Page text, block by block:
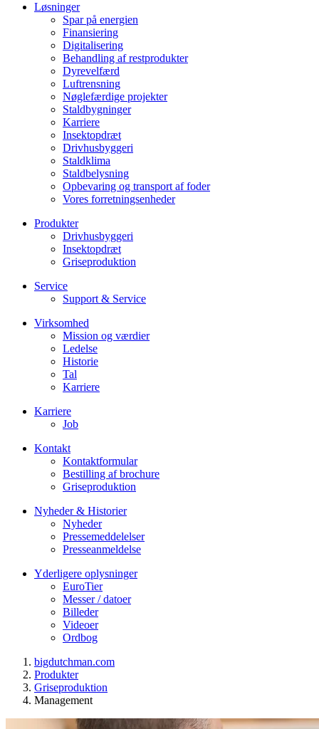
Løsninger
Spar på energien
Finansiering
Digitalisering
Behandling af restprodukter
Dyrevelfærd
Luftrensning
Nøglefærdige projekter
Staldbygninger
Karriere
Insektopdræt
Drivhusbyggeri
Staldklima
Staldbelysning
Opbevaring og transport af foder
Vores forretningsenheder
Produkter
Drivhusbyggeri
Insektopdræt
Griseproduktion
Service
Support & Service
Virksomhed
Mission og værdier
Ledelse
Historie
Tal
Karriere
Karriere
Job
Kontakt
Kontaktformular
Bestilling af brochure
Griseproduktion
Nyheder & Historier
Nyheder
Pressemeddelelser
Presseanmeldelse
Yderligere oplysninger
EuroTier
Messer / datoer
Billeder
Videoer
Ordbog
bigdutchman.com
Produkter
Griseproduktion
Management